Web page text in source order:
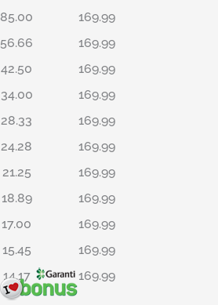
85.00
169.99
56.66
169.99
42.50
169.99
34.00
169.99
28.33
169.99
24.28
169.99
21.25
169.99
18.89
169.99
17.00
169.99
15.45
169.99
14.17 169.99